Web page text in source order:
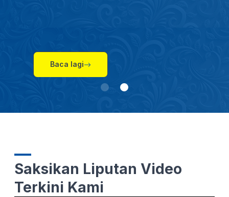
Baca lagi
Saksikan Liputan Video
Terkini Kami